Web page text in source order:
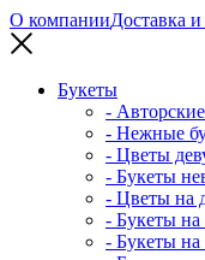
О компанииДоставка и
Букеты
-
- Нежные
- Цветы
- Букеты
- Цветы на
- Букеты
- Букеты